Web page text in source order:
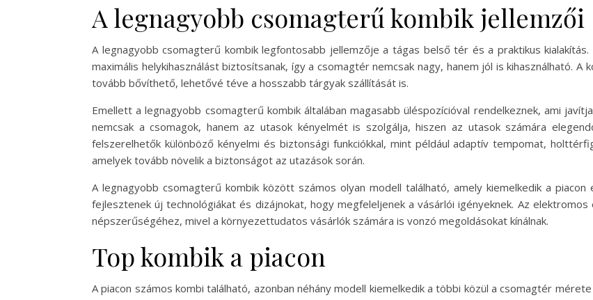
A legnagyobb csomagterű kombik jellemzői
A legnagyobb csomagterű kombik legfontosabb jellemzője a tágas belső tér és a praktikus
maximális helykihasználást biztosítsanak, így a csomagtér nemcsak nagy, hanem jól is kihasználható.
tovább bővíthető, lehetővé téve a hosszabb tárgyak szállítását is.
Emellett a legnagyobb csomagterű kombik általában magasabb üléspozícióval rendelkeznek, ami
nemcsak a csomagok, hanem az utasok kényelmét is szolgálja, hiszen az utasok számára
felszerelhetők különböző kényelmi és biztonsági funkciókkal, mint például adaptív tempomat,
amelyek tovább növelik a biztonságot az utazások során.
A legnagyobb csomagterű kombik között számos olyan modell található, amely kiemelkedik a
fejlesztenek új technológiákat és dizájnokat, hogy megfeleljenek a vásárlói igényeknek. Az
népszerűségéhez, mivel a környezettudatos vásárlók számára is vonzó megoldásokat kínálnak.
Top kombik a piacon
A piacon számos kombi található, azonban néhány modell kiemelkedik a többi közül a csomagtér